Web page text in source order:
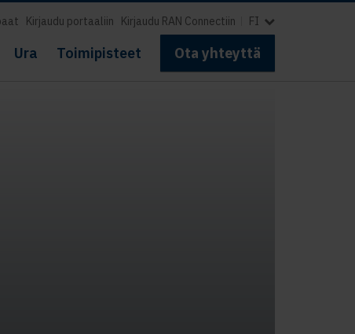
Ura Toimipisteet Ota yhteyttä
Kirjaudu portaaliin Kirjaudu RAN Connectiin FI